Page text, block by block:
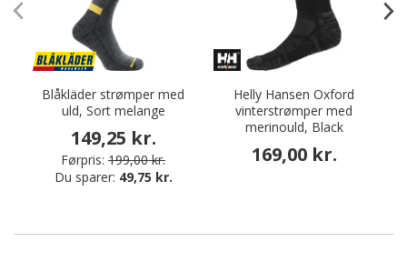
Blåkläder strømper med
uld, Sort melange
149,25 kr.
Førpris: 199,00 kr.
Du sparer: 49,75 kr.
Helly Hansen Oxford
vinterstrømper med
merinould, Black
169,00 kr.